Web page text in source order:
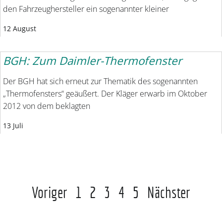
den Fahrzeughersteller ein sogenannter kleiner
12 August
BGH: Zum Daimler-Thermofenster
Der BGH hat sich erneut zur Thematik des sogenannten
„Thermofensters“ geäußert. Der Kläger erwarb im Oktober
2012 von dem beklagten
13 Juli
Voriger 1 2 3 4 5 Nächster